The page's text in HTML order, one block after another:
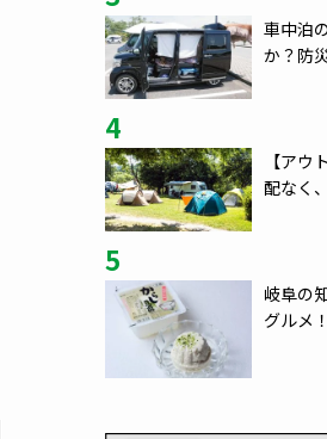
車中泊
か？防
4
【アウ
配なく
5
岐阜の
グルメ